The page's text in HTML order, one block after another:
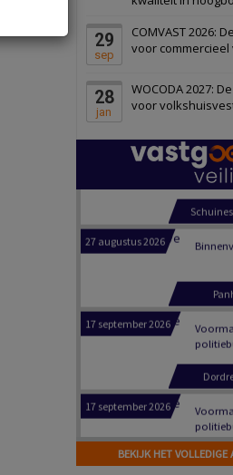
29
sep
COMVAST 2026:
voor commercieel
28
jan
WOCODA 2027:
voor
22 september 2026
28 september 2026
17 september 2026
BEKIJK HET VOLLEDIGE